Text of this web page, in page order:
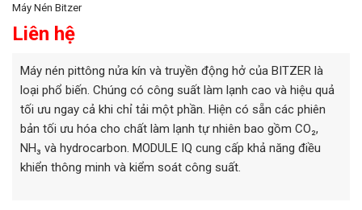
Máy Nén Bitzer
Liên hệ
Máy nén pittông nửa kín và truyền động hở của BITZER là
loại phổ biến. Chúng có công suất làm lạnh cao và hiệu quả
tối ưu ngay cả khi chỉ tải một phần. Hiện có sẵn các phiên
bản tối ưu hóa cho chất làm lạnh tự nhiên bao gồm CO₂,
NH₃ và hydrocarbon. MODULE IQ cung cấp khả năng điều
khiển thông minh và kiểm soát công suất.